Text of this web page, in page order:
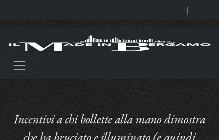
|
Incentivi a chi bollette alla mano dimostra